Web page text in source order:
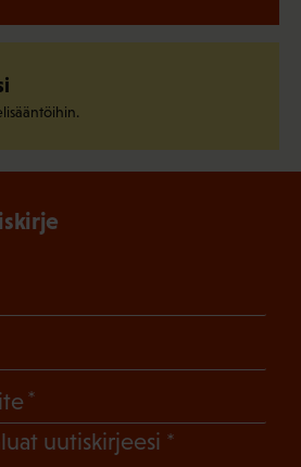
uutiskirjeesi (Pakollinen)